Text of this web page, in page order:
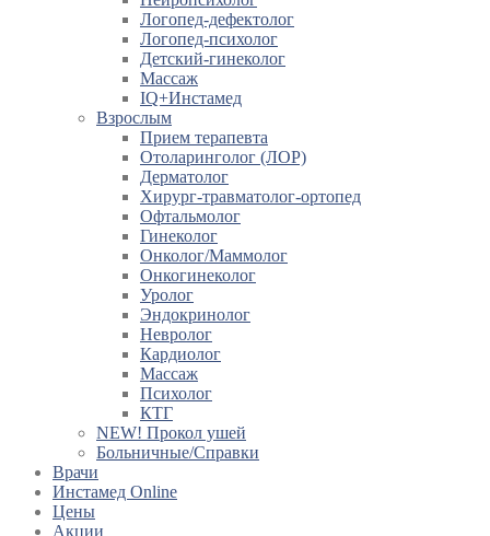
Логопед-дефектолог
Логопед-психолог
Детский-гинеколог
Массаж
IQ+Инстамед
Взрослым
Прием терапевта
Отоларинголог (ЛОР)
Дерматолог
Хирург-травматолог-ортопед
Офтальмолог
Гинеколог
Онколог/Маммолог
Онкогинеколог
Уролог
Эндокринолог
Невролог
Кардиолог
Массаж
Психолог
КТГ
NEW! Прокол ушей
Больничные/Справки
Врачи
Инстамед Online
Цены
Акции